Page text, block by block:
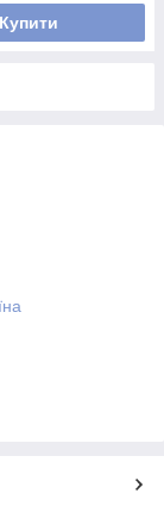
Купити